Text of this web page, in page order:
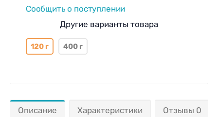
Сообщить о поступлении
Другие варианты товара
120 г 400 г
Описание Характеристики Отзывы 0